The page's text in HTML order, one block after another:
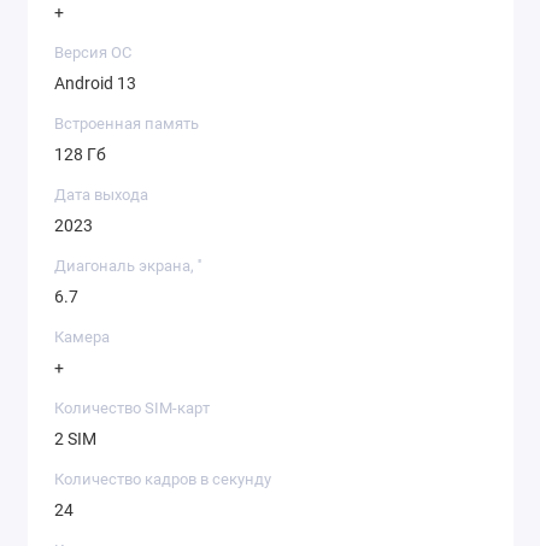
+
Версия ОС
Android 13
Встроенная память
128 Гб
Дата выхода
2023
Диагональ экрана, ''
6.7
Камера
+
Количество SIM-карт
2 SIM
Количество кадров в секунду
24